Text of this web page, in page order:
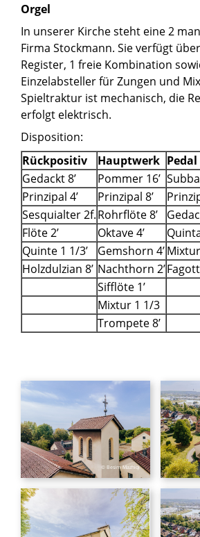
Orgel
In unserer Kirche steht eine 2
Firma Stockmann. Sie verfügt
Register, 1 freie Kombination
Einzelabsteller für Zungen und
Spieltraktur ist mechanisch, die
erfolgt elektrisch.
Disposition:
Rückpositiv
Hauptwerk Pedal
Gedackt 8’
Pommer 16’
Prinzipal 4’
Prinzipal 8’
Sesquialter 2f.Rohrflöte 8’
Flöte 2’
Oktave 4’
Quinte 1 1/3’
Gemshorn 4’
Holzdulzian 8’ Nachthorn 2’Fagott
Sifflöte 1’
Mixtur 1 1/3
Trompete 8’
© Besim Mazhiqi